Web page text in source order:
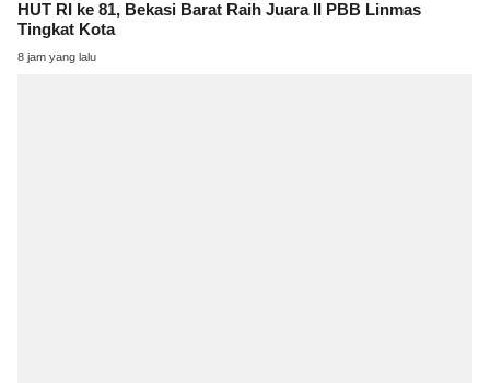
HUT RI ke 81, Bekasi Barat Raih Juara II PBB Linmas
Tingkat Kota
8 jam yang lalu